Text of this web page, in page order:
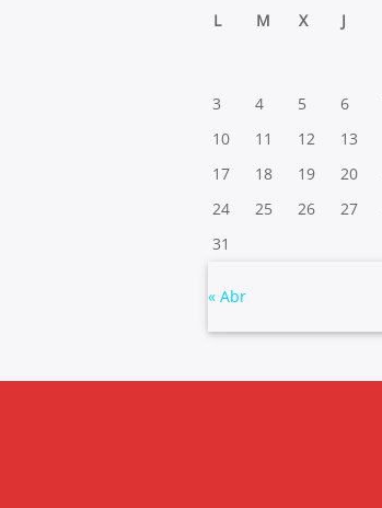
L M X J
3
4 5 6
10
11 12 13
17
18 19 20
24
25 26 27
31
« Abr